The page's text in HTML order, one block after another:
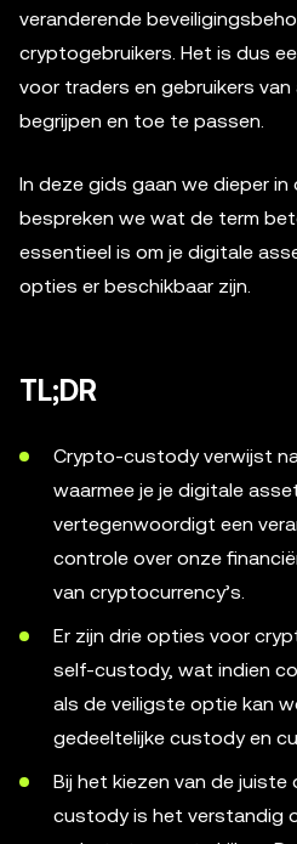
veranderende
cryptogebruikers. Het is dus
voor traders en gebruikers van
begrijpen en toe te passen.
In deze gids gaan we dieper
bespreken we wat de term
essentieel is om je digitale
opties er beschikbaar zijn.
TL;DR
Crypto-custody verwijst
waarmee je je digitale
vertegenwoordigt een
controle over onze
van cryptocurrency’s.
Er zijn drie opties voor
self-custody, wat indien
als de veiligste optie kan
gedeeltelijke custody en
Bij het kiezen van de
custody is het verstandig